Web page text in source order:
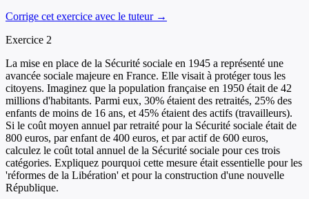
Corrige cet exercice avec le tuteur →
Exercice 2
La mise en place de la Sécurité sociale en 1945 a représenté une
avancée sociale majeure en France. Elle visait à protéger tous les
citoyens. Imaginez que la population française en 1950 était de 42
millions d'habitants. Parmi eux, 30% étaient des retraités, 25% des
enfants de moins de 16 ans, et 45% étaient des actifs (travailleurs).
Si le coût moyen annuel par retraité pour la Sécurité sociale était de
800 euros, par enfant de 400 euros, et par actif de 600 euros,
calculez le coût total annuel de la Sécurité sociale pour ces trois
catégories. Expliquez pourquoi cette mesure était essentielle pour les
'réformes de la Libération' et pour la construction d'une nouvelle
République.